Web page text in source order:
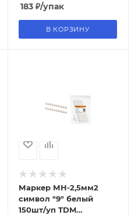
183₽/упак
В КОРЗИНУ
Маркер МН-2,5мм2
символ "9" белый
150шт/уп TDM